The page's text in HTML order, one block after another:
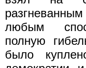
любым
полную
было